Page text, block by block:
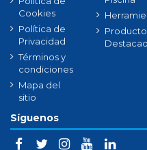
Cookies
Política de
Privacidad
Términos y
condiciones
Mapa del
sitio
Síguenos